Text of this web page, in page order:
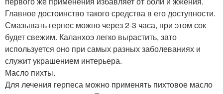
Главное достоинство такого средства в его доступности.
Смазывать герпес можно через 2-3 часа, при этом сок
будет свежим. Каланхоэ легко вырастить, зато
используется оно при самых разных заболеваниях и
служит украшением интерьера.
Масло пихты.
Для лечения герпеса можно применять пихтовое масло